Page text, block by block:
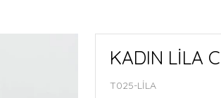
KADIN LİLA
T025-LİLA